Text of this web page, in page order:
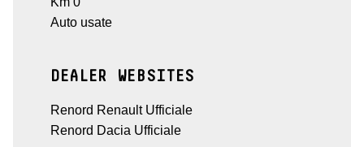
Auto usate
DEALER WEBSITES
Renord Renault Ufficiale
Renord Dacia Ufficiale